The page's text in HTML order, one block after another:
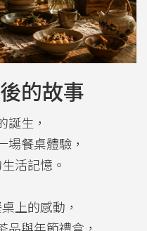
的故事
誕生，
場餐桌體驗，
活記憶。
上的感動，